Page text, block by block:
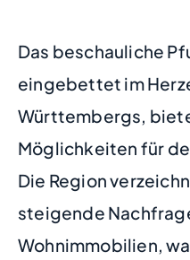
Das beschauliche
eingebettet im
Württembergs,
Möglichkeiten für
Die Region
steigende
Wohnimmobilien,